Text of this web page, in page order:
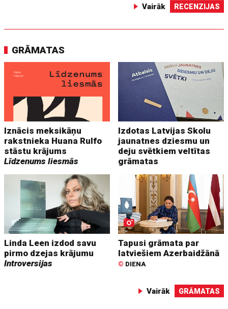
Vairāk RECENZIJAS
GRĀMATAS
Iznācis meksikāņu
rakstnieka Huana Rulfo
stāstu krājums
Līdzenums liesmās
Izdotas Latvijas Skolu
jaunatnes dziesmu un
deju svētkiem veltītas
grāmatas
Linda Leen izdod savu
pirmo dzejas krājumu
Introversijas
Tapusi grāmata par
latviešiem Azerbaidžānā
© DIENA
Vairāk GRĀMATAS